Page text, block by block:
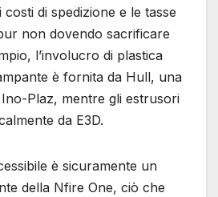
di spedizione e le tasse
non dovendo sacrificare
l’involucro di plastica
è fornita da Hull, una
Plaz, mentre gli estrusori
da E3D.
è sicuramente un
della Nfire One, ciò che